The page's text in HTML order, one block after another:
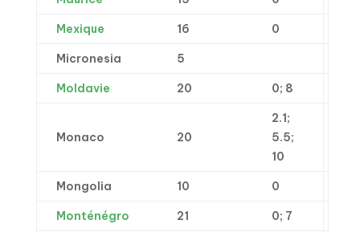
Mexique 16 0
Micronesia 5
Moldavie 20 0; 8
Monaco 20
2.1;
5.5;
10
Mongolia 10 0
Monténégro 21 0; 7